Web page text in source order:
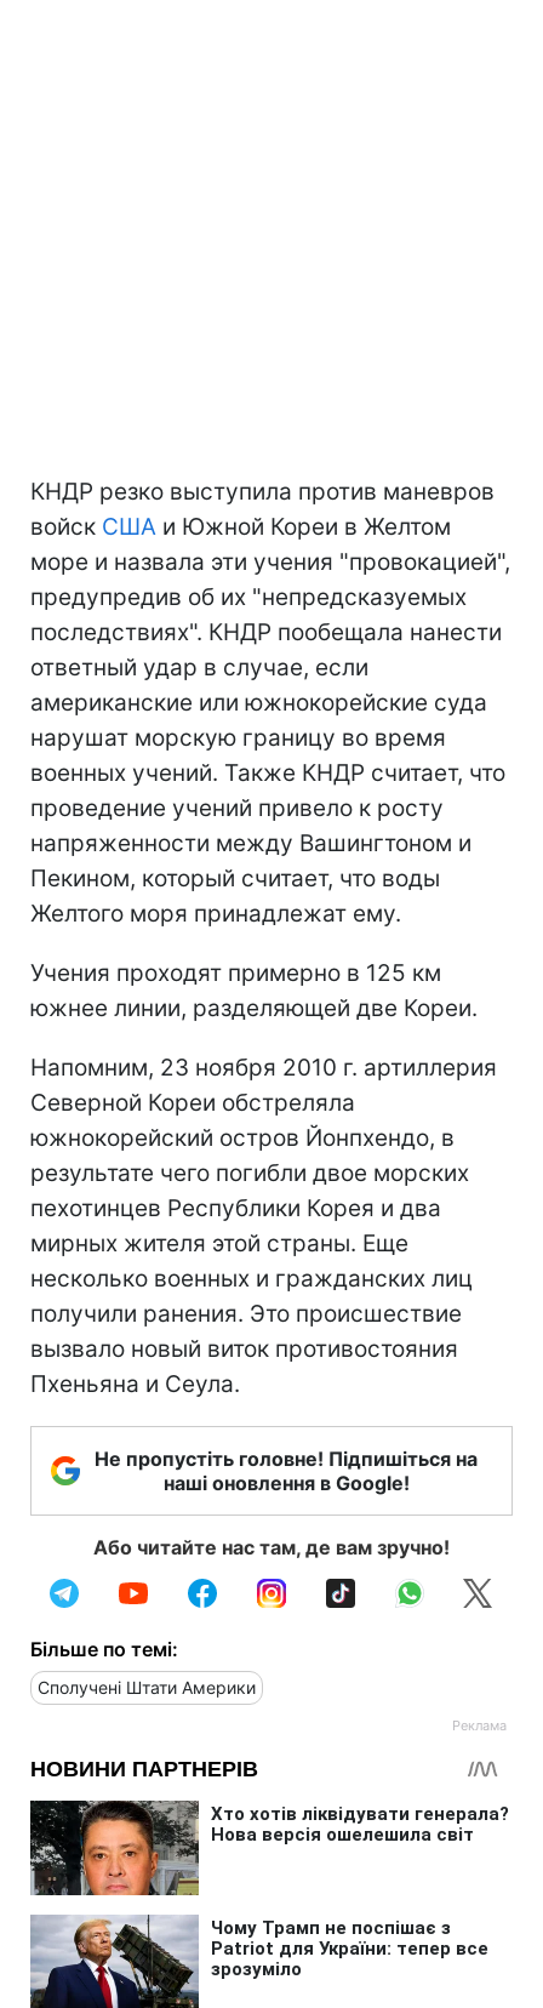
КНДР резко выступила против маневров
войск США и Южной Кореи в Желтом
море и назвала эти учения "провокацией",
предупредив об их "непредсказуемых
последствиях". КНДР пообещала нанести
ответный удар в случае, если
американские или южнокорейские суда
нарушат морскую границу во время
военных учений. Также КНДР считает, что
проведение учений привело к росту
напряженности между Вашингтоном и
Пекином, который считает, что воды
Желтого моря принадлежат ему.
Учения проходят примерно в 125 км
южнее линии, разделяющей две Кореи.
Напомним, 23 ноября 2010 г. артиллерия
Северной Кореи обстреляла
южнокорейский остров Йонпхендо, в
результате чего погибли двое морских
пехотинцев Республики Корея и два
мирных жителя этой страны. Еще
несколько военных и гражданских лиц
получили ранения. Это происшествие
вызвало новый виток противостояния
Пхеньяна и Сеула.
Не пропустіть головне! Підпишіться на
наші оновлення в Google!
Або читайте нас там, де вам зручно!
Більше по темі:
Сполучені Штати Америки